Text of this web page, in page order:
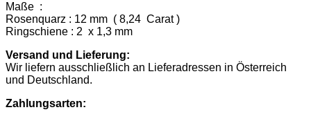
Maße :
Rosenquarz : 12 mm ( 8,24 Carat )
Ringschiene : 2 x 1,3 mm
Versand und Lieferung:
Wir liefern ausschließlich an Lieferadressen in Österreich
und Deutschland.
Zahlungsarten: